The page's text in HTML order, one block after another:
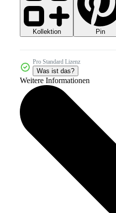
Kollektion Pin
Pro Standard Lizenz
Was ist das?
Weitere Informationen